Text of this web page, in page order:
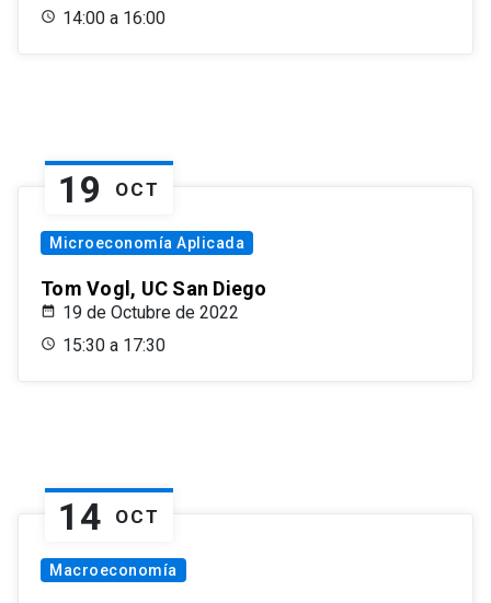
14:00 a 16:00
19 OCT
Microeconomía Aplicada
Tom Vogl, UC San Diego
19 de Octubre de 2022
15:30 a 17:30
14 OCT
Macroeconomía